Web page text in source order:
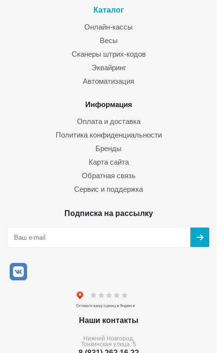
Каталог
Онлайн-кассы
Весы
Сканеры штрих-кодов
Эквайринг
Автоматизация
Информация
Оплата и доставка
Политика конфиденциальности
Бренды
Карта сайта
Обратная связь
Сервис и поддержка
Подписка на рассылку
Наши контакты
Нижний Новгород,
Тонкинская улица, 5